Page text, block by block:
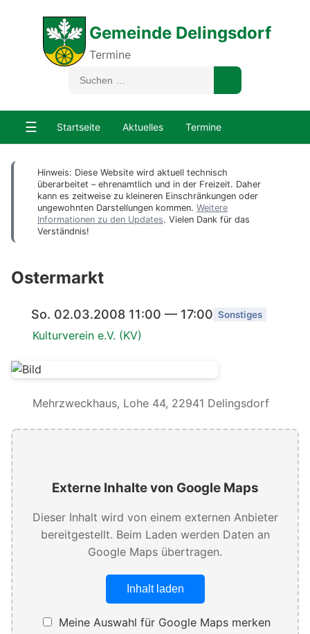
Gemeinde Delingsdorf
Termine
☰ Startseite Aktuelles Termine
Hinweis: Diese Website wird aktuell technisch
überarbeitet – ehrenamtlich und in der Freizeit. Daher
kann es zeitweise zu kleineren Einschränkungen oder
ungewohnten Darstellungen kommen. Weitere
Informationen zu den Updates. Vielen Dank für das
Verständnis!
Ostermarkt
So. 02.03.2008 11:00 — 17:00 Sonstiges
Kulturverein e.V. (KV)
Mehrzweckhaus, Lohe 44, 22941 Delingsdorf
Externe Inhalte von Google Maps
Dieser Inhalt wird von einem externen Anbieter
bereitgestellt. Beim Laden werden Daten an
Google Maps übertragen.
Inhalt laden
Meine Auswahl für Google Maps merken